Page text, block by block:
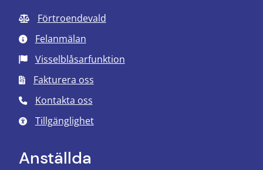
Förtroendevald
Felanmälan
Visselblåsarfunktion
Fakturera oss
Kontakta oss
Tillgänglighet
Anställda